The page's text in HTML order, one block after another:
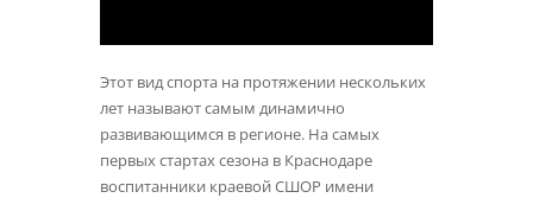
Этот вид спорта на протяжении нескольких
лет называют самым динамично
развивающимся в регионе. На самых
первых стартах сезона в Краснодаре
воспитанники краевой СШОР имени